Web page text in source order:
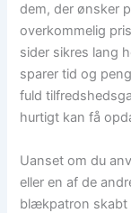
dem, der ønsker
overkommelig
sider sikres lang
sparer tid og
fuld
hurtigt kan få
Uanset om du
eller en af de
blækpatron skabt